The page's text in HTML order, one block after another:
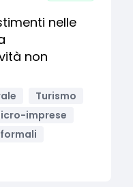
nelle
non
Turismo
imprese